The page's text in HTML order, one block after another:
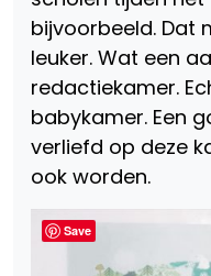
bijvoorbeeld. Dat
leuker. Wat een
redactiekamer.
babykamer. Een
verliefd op deze
ook worden.
Save